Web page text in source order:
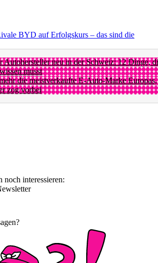
BYD auf Erfolgskurs – das sind die
Autohersteller neu in der Schweiz: 12 Dinge,
musst
die meistverkaufte E-Auto-Marke Europas,
zog vorbei
noch interessieren: